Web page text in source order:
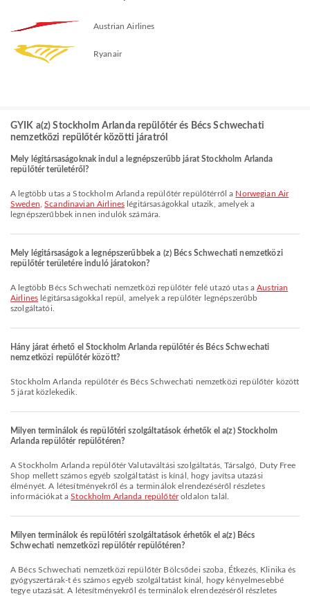
Austrian Airlines
Ryanair
GYIK a(z) Stockholm Arlanda repülőtér és Bécs Schwechati
nemzetközi repülőtér közötti járatról
Mely légitársaságoknak indul a legnépszerűbb járat Stockholm Arlanda
repülőtér területéről?
A legtöbb utas a Stockholm Arlanda repülőtér repülőtérről a Norwegian Air
Sweden ,Scandinavian Airlines légitársaságokkal utazik, amelyek a
legnépszerűbbek innen indulók számára.
Mely légitársaságok a legnépszerűbbek a (z) Bécs Schwechati nemzetközi
repülőtér területére induló járatokon?
A legtöbb Bécs Schwechati nemzetközi repülőtér felé utazó utas aAustrian
Airlines légitársaságokkal repül, amelyek a repülőtér legnépszerűbb
szolgáltatói.
Hány járat érhető el Stockholm Arlanda repülőtér és Bécs Schwechati
nemzetközi repülőtér között?
Stockholm Arlanda repülőtér és Bécs Schwechati nemzetközi repülőtér között
5 járat közlekedik.
Milyen terminálok és repülőtéri szolgáltatások érhetők el a(z) Stockholm
Arlanda repülőtér repülőtéren?
A Stockholm Arlanda repülőtér Valutaváltási szolgáltatás, Társalgó, Duty Free
Shop mellett számos egyéb szolgáltatást is kínál, hogy javítsa utazási
élményét. A létesítményekről és a terminálok elrendezéséről részletes
információkat aStockholm Arlanda repülőtéroldalon talál.
Milyen terminálok és repülőtéri szolgáltatások érhetők el a(z) Bécs
Schwechati nemzetközi repülőtér repülőtéren?
A Bécs Schwechati nemzetközi repülőtér Bölcsődei szoba, Étkezés, Klinika és
gyógyszertárak-t és számos egyéb szolgáltatást kínál, hogy kényelmesebbé
tegye utazását. A létesítményekről és terminálok elrendezéséről részletes